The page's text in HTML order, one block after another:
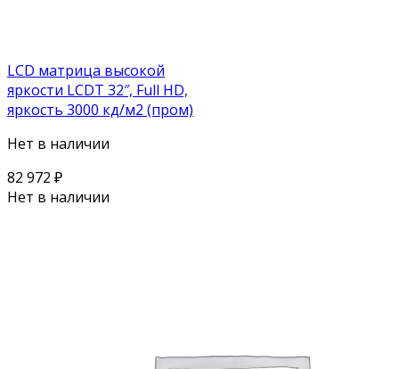
LCD матрица высокой
яркости LCDT 32″, Full HD,
яркость 3000 кд/м2 (пром)
Нет в наличии
82 972 ₽
Нет в наличии